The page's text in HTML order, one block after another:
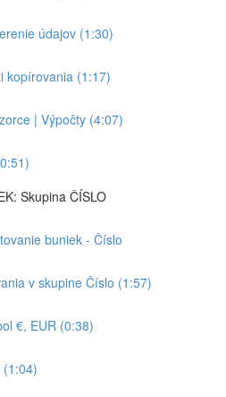
údajov (1:30)
kopírovania (1:17)
| Výpočty (4:07)
Skupina ČÍSLO
buniek - Číslo
v skupine Číslo (1:57)
€, EUR (0:38)
(1:04)